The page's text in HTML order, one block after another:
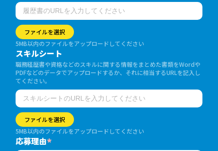
ファイルを選択
5MB以内のファイルをアップロードしてください
スキルシート
職務経歴書や資格などのスキルに関する情報をまとめた書類をWordや
PDFなどのデータでアップロードするか、それに相当するURLを記入し
てください。
ファイルを選択
5MB以内のファイルをアップロードしてください
応募理由*